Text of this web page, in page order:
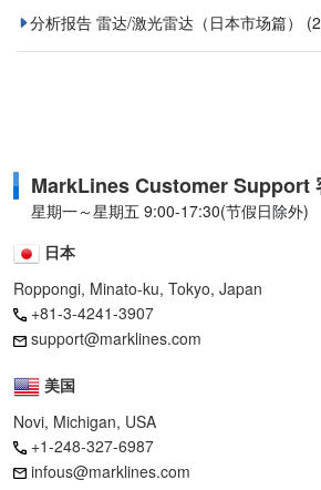
分析报告 雷达/激光雷达（日本市场篇）
MarkLines Customer Support
星期一～星期五 9:00-17:30(节假日除外)
日本
Roppongi, Minato-ku, Tokyo, Japan
+81-3-4241-3907
support@marklines.com
美国
Novi, Michigan, USA
+1-248-327-6987
infous@marklines.com